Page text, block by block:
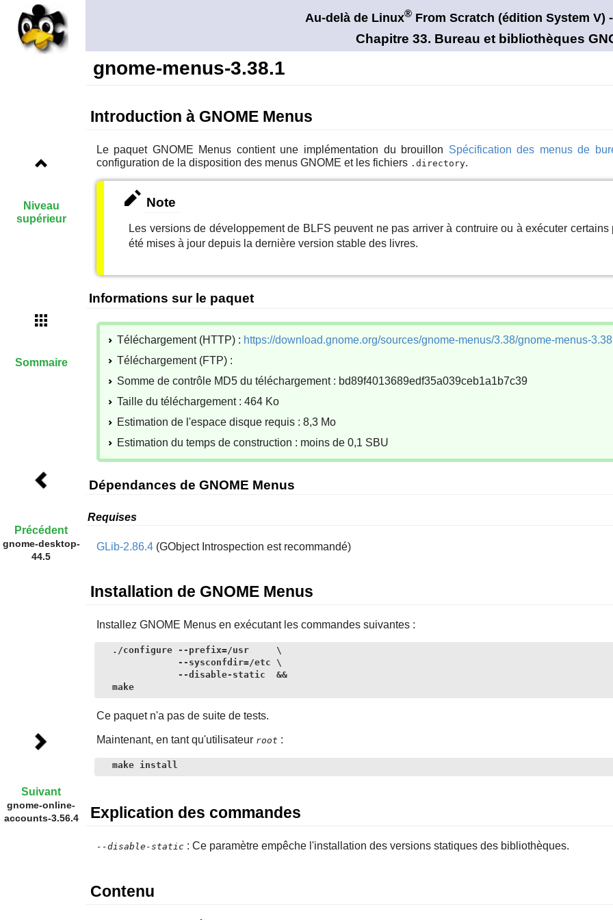
Au-delà de Linux® From Scratch (éditionSystem V)
Chapitre 33. Bureau et bibliothèques
gnome-menus-3.38.1
Introduction à GNOME Menus
Le paquet GNOME Menus contient une implémentation du brouillon Spécification des menus de
configuration de la disposition des menus GNOME et les fichiers .directory.
Note
Les versions de développement de BLFS peuvent ne pas arriver à contruire ou à exécuter
été mises à jour depuis la dernière version stable des livres.
Informations sur le paquet
Téléchargement (HTTP) : https://download.gnome.org/sources/gnome-menus/3.38/gnome-menus-
Téléchargement (FTP) :
Somme de contrôle MD5 du téléchargement : bd89f4013689edf35a039ceb1a1b7c39
Taille du téléchargement : 464 Ko
Estimation de l'espace disque requis : 8,3 Mo
Estimation du temps de construction : moins de 0,1 SBU
Dépendances de GNOME Menus
Requises
GLib-2.86.4(GObject Introspection est recommandé)
Installation de GNOME Menus
Installez GNOME Menusen exécutant les commandes suivantes :
./configure --prefix=/usr     \
            --sysconfdir=/etc \
            --disable-static  &&
make
Ce paquet n'a pas de suite de tests.
Maintenant, en tant qu'utilisateur root :
make install
Explication des commandes
--disable-static : Ce paramètre empêche l'installation des versions statiques des bibliothèques.
Contenu
Précédent
gnome-desktop-
44.5
Suivant
gnome-online-
accounts-3.56.4
Niveau
supérieur
Sommaire